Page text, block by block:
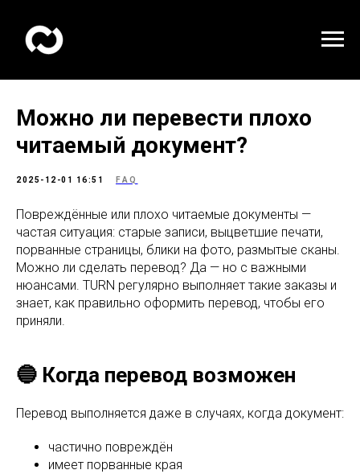
Можно ли перевести плохо
читаемый документ?
2025-12-01 16:51 FAQ
Повреждённые или плохо читаемые документы —
частая ситуация: старые записи, выцветшие печати,
порванные страницы, блики на фото, размытые сканы.
Можно ли сделать перевод? Да — но с важными
нюансами. TURN регулярно выполняет такие заказы и
знает, как правильно оформить перевод, чтобы его
приняли.
🔵 Когда перевод возможен
Перевод выполняется даже в случаях, когда документ:
частично повреждён
имеет порванные края